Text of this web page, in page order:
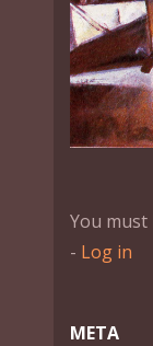
You
- Log in
МЕТА